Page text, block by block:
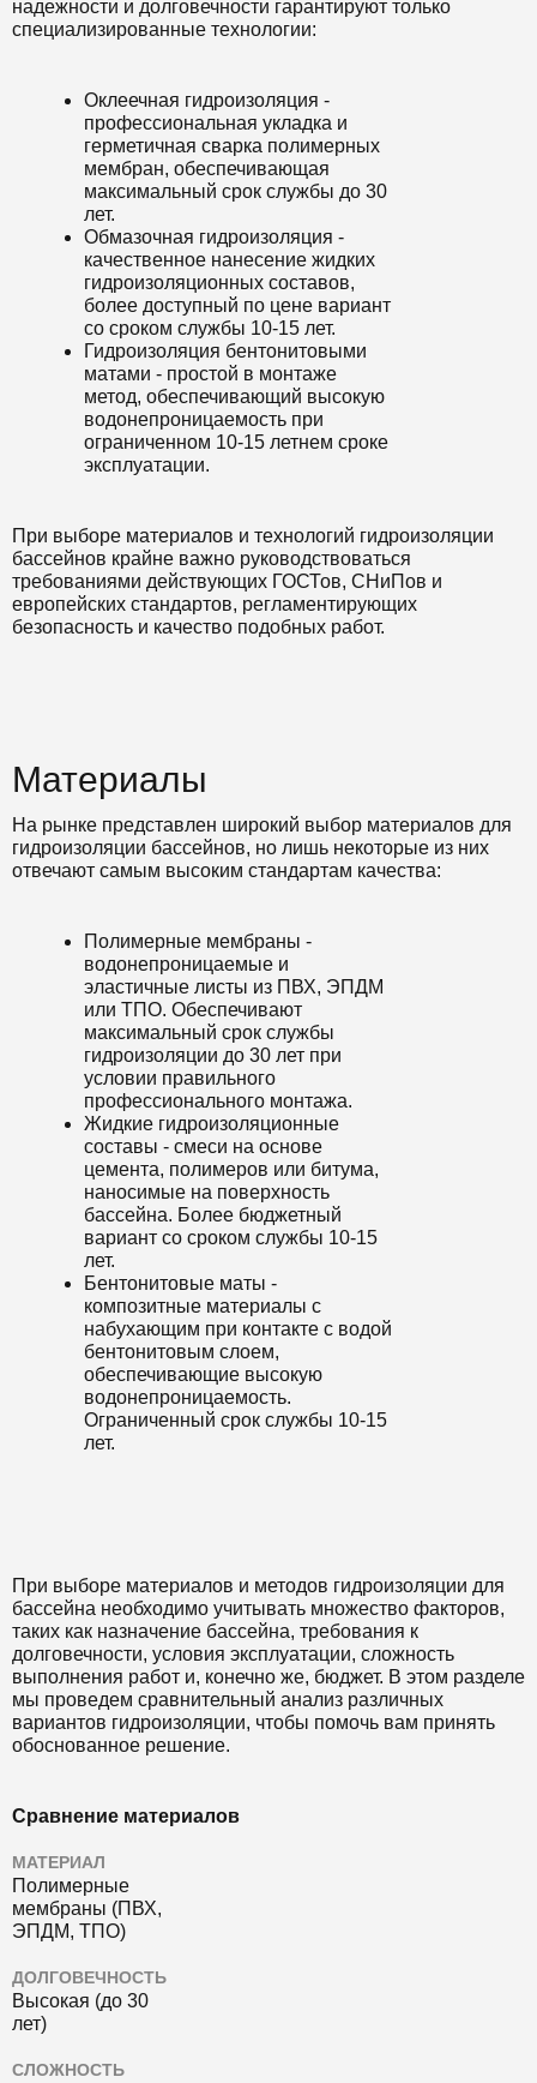
надежности и долговечности гарантируют только
специализированные технологии:
Оклеечная гидроизоляция -
профессиональная укладка и
герметичная сварка полимерных
мембран, обеспечивающая
максимальный срок службы до 30
лет.
Обмазочная гидроизоляция -
качественное нанесение жидких
гидроизоляционных составов,
более доступный по цене вариант
со сроком службы 10-15 лет.
Гидроизоляция бентонитовыми
матами - простой в монтаже
метод, обеспечивающий высокую
водонепроницаемость при
ограниченном 10-15 летнем сроке
эксплуатации.
При выборе материалов и технологий гидроизоляции
бассейнов крайне важно руководствоваться
требованиями действующих ГОСТов, СНиПов и
европейских стандартов, регламентирующих
безопасность и качество подобных работ.
Материалы
На рынке представлен широкий выбор материалов для
гидроизоляции бассейнов, но лишь некоторые из них
отвечают самым высоким стандартам качества:
Полимерные мембраны -
водонепроницаемые и
эластичные листы из ПВХ, ЭПДМ
или ТПО. Обеспечивают
максимальный срок службы
гидроизоляции до 30 лет при
условии правильного
профессионального монтажа.
Жидкие гидроизоляционные
составы - смеси на основе
цемента, полимеров или битума,
наносимые на поверхность
бассейна. Более бюджетный
вариант со сроком службы 10-15
лет.
Бентонитовые маты -
композитные материалы с
набухающим при контакте с водой
бентонитовым слоем,
обеспечивающие высокую
водонепроницаемость.
Ограниченный срок службы 10-15
лет.
При выборе материалов и методов гидроизоляции для
бассейна необходимо учитывать множество факторов,
таких как назначение бассейна, требования к
долговечности, условия эксплуатации, сложность
выполнения работ и, конечно же, бюджет. В этом разделе
мы проведем сравнительный анализ различных
вариантов гидроизоляции, чтобы помочь вам принять
обоснованное решение.
Сравнение материалов
МАТЕРИАЛ
Полимерные
мембраны (ПВХ,
ЭПДМ, ТПО)
ДОЛГОВЕЧНОСТЬ
Высокая (до 30
лет)
СЛОЖНОСТЬ